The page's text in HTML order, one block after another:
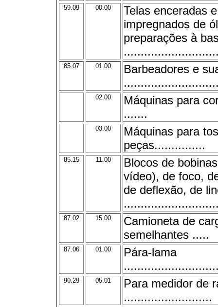
59.09 00.00
Telas enceradas
impregnados de
preparações à
85.07 01.00
Barbeadores e
02.00
Máquinas para
.......
03.00
Máquinas para
peças...............
85.15 11.00
Blocos de
vídeo), de foco,
de deflexão, de
87.02 15.00
Camioneta de
semelhantes .....
87.06 01.00
Pára-lama
90.29 05.01
Para medidor de
..........................